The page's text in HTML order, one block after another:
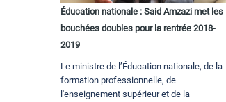
Éducation nationale : Said Amzazi met les
bouchées doubles pour la rentrée 2018-
2019
Le ministre de l’Éducation nationale, de la
formation professionnelle, de
l'enseignement supérieur et de la